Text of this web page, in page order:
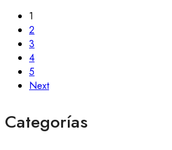
1
2
3
4
5
Next
Categorías